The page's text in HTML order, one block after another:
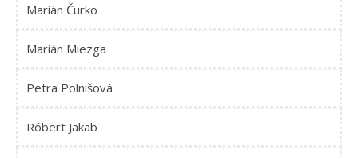
Marián Čurko
Marián Miezga
Petra Polnišová
Róbert Jakab